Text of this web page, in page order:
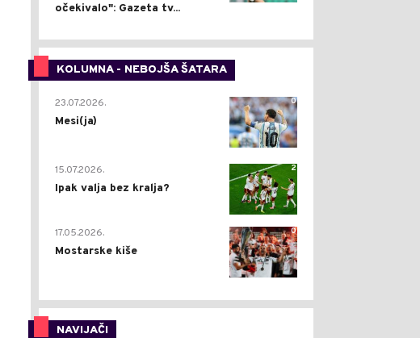
očekivalo": Gazeta tv...
KOLUMNA - NEBOJŠA ŠATARA
0
23.07.2026.
Mesi(ja)
2
15.07.2026.
Ipak valja bez kralja?
0
17.05.2026.
Mostarske kiše
NAVIJAČI